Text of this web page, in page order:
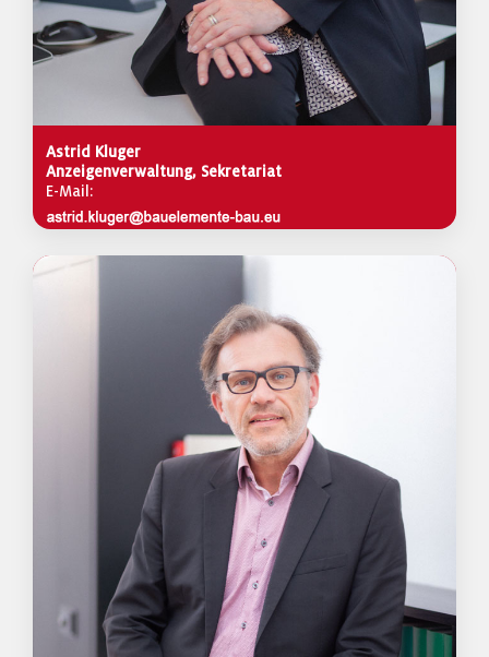
Astrid Kluger
Anzeigenverwaltung, Sekretariat
E-Mail: